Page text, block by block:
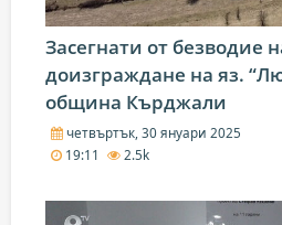
Засегнати от безводие
доизграждане на яз.
община Кърджали
четвъртък, 30 януари 2025
19:11
2.5k